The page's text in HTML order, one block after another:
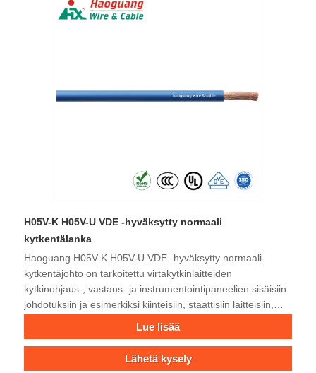
H05V-K H05V-U VDE -hyväksytty normaali
kytkentälanka
Haoguang H05V-K H05V-U VDE -hyväksytty normaali
kytkentäjohto on tarkoitettu virtakytkinlaitteiden
kytkinohjaus-, vastaus- ja instrumentointipaneelien sisäisiin
johdotuksiin ja esimerkiksi kiinteisiin, staattisiin laitteisiin,
käynnistimiin, ohjaukseen kaapit ja sisätilat. Niitä käytettiin
jopa 300/500 volttia. Tervetuloa kyselyyn.
Lue lisää
Lähetä kysely